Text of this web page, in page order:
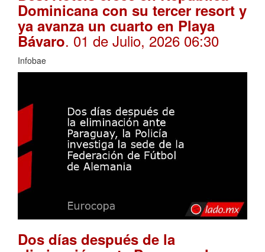
Dominicana con su tercer resort y
ya avanza un cuarto en Playa
Bávaro. 01 de Julio, 2026 06:30
Infobae
Dos días después de la